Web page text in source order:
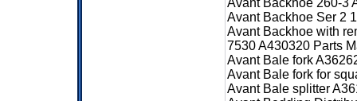
Avant Backhoe 260-3
Avant Backhoe Ser 2
Avant Backhoe with
7530 A430320 Parts
Avant Bale fork
Avant Bale fork for
Avant Bale splitter